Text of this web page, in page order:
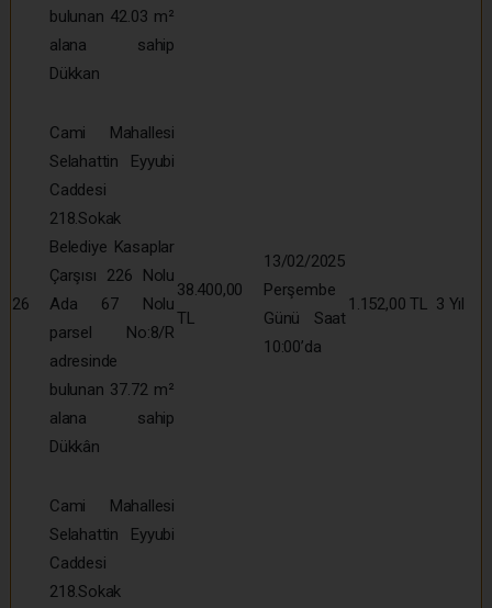
bulunan 42.03 m²
alana sahip
Dükkan
26
Cami Mahallesi
Selahattin Eyyubi
Caddesi
218.Sokak
Belediye Kasaplar
Çarşısı 226 Nolu
Ada 67 Nolu
parsel No:8/R
adresinde
bulunan 37.72 m²
alana sahip
Dükkân
38.400,00
TL
13/02/2025
Perşembe
Günü Saat
10:00’da
1.152,00 TL 3 Yıl
Cami Mahallesi
Selahattin Eyyubi
Caddesi
218.Sokak